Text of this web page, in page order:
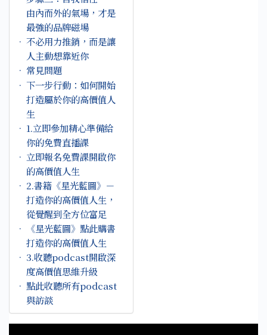
由內而外的氣場，才是
最強的品牌磁場
不必用力推銷，而是讓
人主動想靠近你
常見問題
下一步行動：如何開始
打造屬於你的高價值人
生
1.立即參加精心準備給
你的免費直播課
立即報名免費課開啟你
的高價值人生
2.書籍《星光藍圖》－
打造你的高價值人生，
從覺醒到全方位富足
《星光藍圖》點此購書
打造你的高價值人生
3.收聽podcast開啟深
度高價值思維升級
點此收聽所有podcast
與訪談